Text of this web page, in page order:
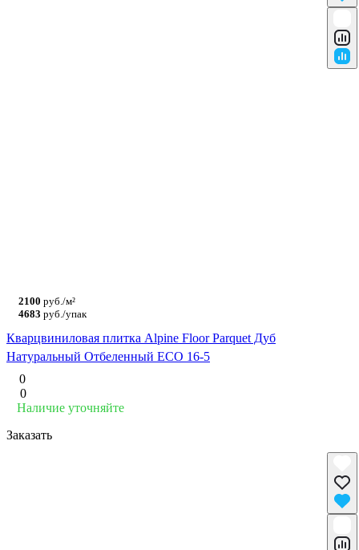
2100 руб./м²
4683 руб./упак
Кварцвиниловая плитка Alpine Floor Parquet Дуб
Натуральный Отбеленный ECO 16-5
0
0
Наличие уточняйте
Заказать